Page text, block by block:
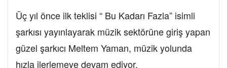
Üç yıl önce ilk teklisi “ Bu Kadarı Fazla” isimli
şarkısı yayınlayarak müzik sektörüne giriş yapan
güzel şarkıcı Meltem Yaman, müzik yolunda
hızla ilerlemeye devam ediyor.